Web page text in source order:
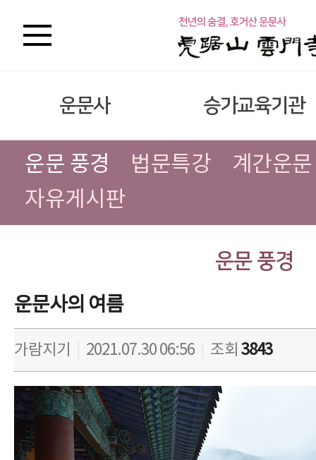
운문사 승가교육기관
운문 풍경 법문특강
계간운문
자유게시판
운문 풍경
운문사의 여름
가람지기 2021.07.30 06:56 조회 3843